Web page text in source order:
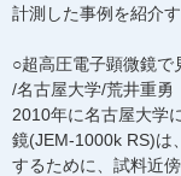
計測した事例を紹介す
○超高圧電子顕微鏡で
/名古屋大学/荒井重勇
2010年に名古屋大学
鏡(JEM-1000k RS)は
するために、試料近